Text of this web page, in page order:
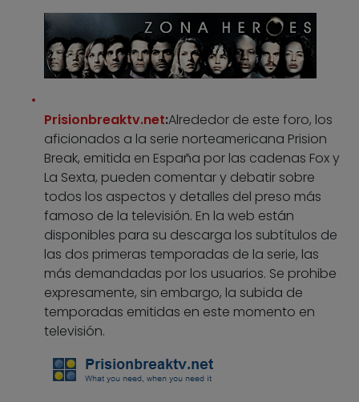
Prisionbreaktv.net:Alrededor de este foro, los
aficionados a la serie norteamericana Prision
Break, emitida en España por las cadenas Fox y
La Sexta, pueden comentar y debatir sobre
todos los aspectos y detalles del preso más
famoso de la televisión. En la web están
disponibles para su descarga los subtítulos de
las dos primeras temporadas de la serie, las
más demandadas por los usuarios. Se prohibe
expresamente, sin embargo, la subida de
temporadas emitidas en este momento en
televisión.